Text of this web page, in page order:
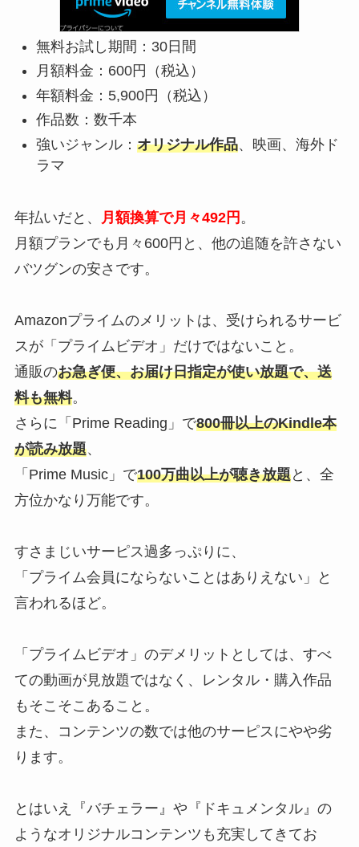
無料お試し期間：30日間
月額料金：600円（税込）
年額料金：5,900円（税込）
作品数：数千本
強いジャンル： オリジナル作品、映画、海外ド
ラマ
年払いだと、 月額換算で月々492円 。
月額プランでも月々600円と、他の追随を許さない
バツグンの安さです。
Amazonプライムのメリットは、受けられるサービ
スが「プライムビデオ」だけではないこと。
通販のお急ぎ便、お届け日指定が使い放題で、送
料も無料。
さらに「Prime Reading」で800冊以上のKindle本
が読み放題、
「Prime Music」で100万曲以上が聴き放題と、全
方位かなり万能です。
すさまじいサーピス過多っぷりに、
「プライム会員にならないことはありえない」と
言われるほど。
「プライムビデオ」のデメリットとしては、すべ
ての動画が見放題ではなく、レンタル・購入作品
もそこそこあること。
また、コンテンツの数では他のサーピスにやや劣
ります。
とはいえ『バチェラー』や『ドキュメンタル』の
ようなオリジナルコンテンツも充実してきてお